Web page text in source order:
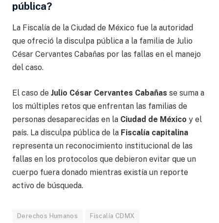
pública?
La Fiscalía de la Ciudad de México fue la autoridad
que ofreció la disculpa pública a la familia de Julio
César Cervantes Cabañas por las fallas en el manejo
del caso.
El caso de Julio César Cervantes Cabañas se suma a
los múltiples retos que enfrentan las familias de
personas desaparecidas en la Ciudad de México y el
país. La disculpa pública de la Fiscalía capitalina
representa un reconocimiento institucional de las
fallas en los protocolos que debieron evitar que un
cuerpo fuera donado mientras existía un reporte
activo de búsqueda.
Derechos Humanos Fiscalía CDMX